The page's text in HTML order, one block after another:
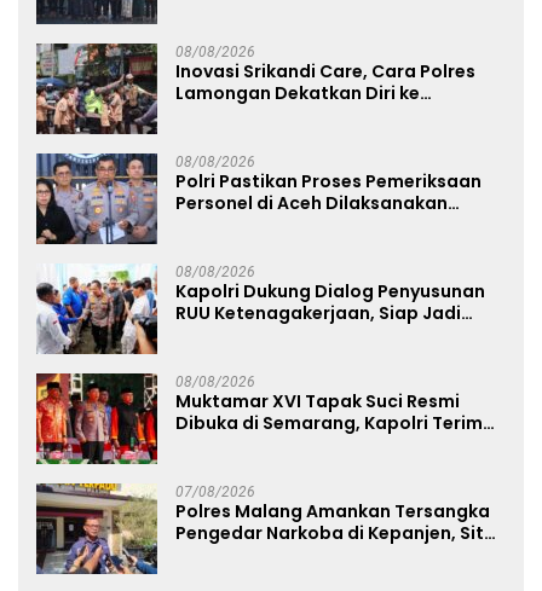
08/08/2026
Inovasi Srikandi Care, Cara Polres
Lamongan Dekatkan Diri ke
08/08/2026
Polri Pastikan Proses Pemeriksaan
Personel di Aceh Dilaksanakan
08/08/2026
Kapolri Dukung Dialog Penyusunan
RUU Ketenagakerjaan, Siap Jadi
08/08/2026
Muktamar XVI Tapak Suci Resmi
Dibuka di Semarang, Kapolri Terima
07/08/2026
Polres Malang Amankan Tersangka
Pengedar Narkoba di Kepanjen, Sita